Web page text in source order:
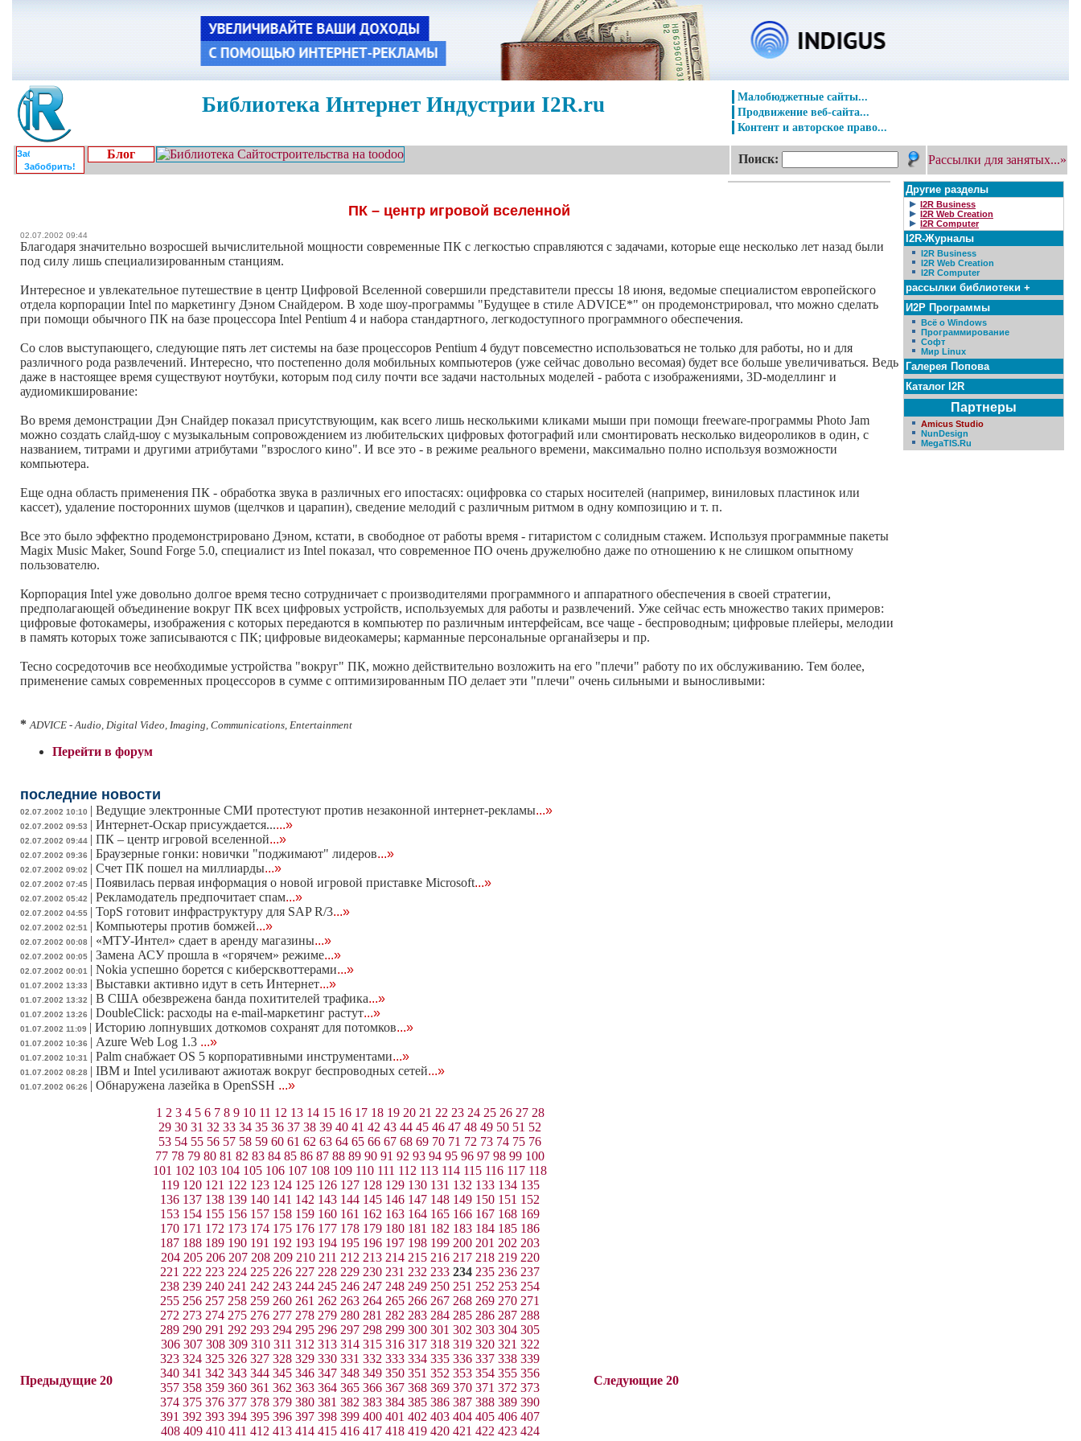
Библиотека Интернет Индустрии I2R.ru
Малобюджетные сайты...
Продвижение веб-сайта...
Контент и авторское право...
Забобрить!
Блог Поиск: Рассылки для занятых...»
ПК – центр игровой вселенной
02.07.2002 09:44
Благодаря значительно возросшей вычислительной мощности современные ПК с легкостью справляются с задачами, которые еще несколько лет назад были
под силу лишь специализированным станциям.
Интересное и увлекательное путешествие в центр Цифровой Вселенной совершили представители прессы 18 июня, ведомые специалистом европейского
отдела корпорации Intel по маркетингу Дэном Снайдером. В ходе шоу-программы "Будущее в стиле ADVICE*" он продемонстрировал, что можно сделать
при помощи обычного ПК на базе процессора Intel Pentium 4 и набора стандартного, легкодоступного программного обеспечения.
Со слов выступающего, следующие пять лет системы на базе процессоров Pentium 4 будут повсеместно использоваться не только для работы, но и для
различного рода развлечений. Интересно, что постепенно доля мобильных компьютеров (уже сейчас довольно весомая) будет все больше увеличиваться. Ведь
даже в настоящее время существуют ноутбуки, которым под силу почти все задачи настольных моделей - работа с изображениями, 3D-моделлинг и
аудиомикширование:
Во время демонстрации Дэн Снайдер показал присутствующим, как всего лишь несколькими кликами мыши при помощи freeware-программы Photo Jam
можно создать слайд-шоу с музыкальным сопровождением из любительских цифровых фотографий или смонтировать несколько видеороликов в один, с
названием, титрами и другими атрибутами "взрослого кино". И все это - в режиме реального времени, максимально полно используя возможности
компьютера.
Еще одна область применения ПК - обработка звука в различных его ипостасях: оцифровка со старых носителей (например, виниловых пластинок или
кассет), удаление посторонних шумов (щелчков и царапин), сведение мелодий с различным ритмом в одну композицию и т. п.
Все это было эффектно продемонстрировано Дэном, кстати, в свободное от работы время - гитаристом с солидным стажем. Используя программные пакеты
Magix Music Maker, Sound Forge 5.0, специалист из Intel показал, что современное ПО очень дружелюбно даже по отношению к не слишком опытному
пользователю.
Корпорация Intel уже довольно долгое время тесно сотрудничает с производителями программного и аппаратного обеспечения в своей стратегии,
предполагающей объединение вокруг ПК всех цифровых устройств, используемых для работы и развлечений. Уже сейчас есть множество таких примеров:
цифровые фотокамеры, изображения с которых передаются в компьютер по различным интерфейсам, все чаще - беспроводным; цифровые плейеры, мелодии
в память которых тоже записываются с ПК; цифровые видеокамеры; карманные персональные органайзеры и пр.
Тесно сосредоточив все необходимые устройства "вокруг" ПК, можно действительно возложить на его "плечи" работу по их обслуживанию. Тем более,
применение самых современных процессоров в сумме с оптимизированным ПО делает эти "плечи" очень сильными и выносливыми:
* ADVICE - Audio, Digital Video, Imaging, Communications, Entertainment
Перейти в форум
последние новости
02.07.2002 10:10 | Ведущие электронные СМИ протестуют против незаконной интернет-рекламы...»
02.07.2002 09:53 | Интернет-Оскар присуждается......»
02.07.2002 09:44 | ПК – центр игровой вселенной...»
02.07.2002 09:36 | Браузерные гонки: новички "поджимают" лидеров...»
02.07.2002 09:02 | Счет ПК пошел на миллиарды...»
02.07.2002 07:45 | Появилась первая информация о новой игровой приставке Microsoft...»
02.07.2002 05:42 | Рекламодатель предпочитает спам...»
02.07.2002 04:55 | TopS готовит инфраструктуру для SAP R/3...»
02.07.2002 02:51 | Компьютеры против бомжей...»
02.07.2002 00:08 | «МТУ-Интел» сдает в аренду магазины...»
02.07.2002 00:05 | Замена АСУ прошла в «горячем» режиме...»
02.07.2002 00:01 | Nokia успешно борется с киберсквоттерами...»
01.07.2002 13:33 | Выставки активно идут в сеть Интернет...»
01.07.2002 13:32 | В США обезврежена банда похитителей трафика...»
01.07.2002 13:26 | DoubleClick: расходы на е-mail-маркетинг растут...»
01.07.2002 11:09 | Историю лопнувших доткомов сохранят для потомков...»
01.07.2002 10:36 | Azure Web Log 1.3 ...»
01.07.2002 10:31 | Palm снабжает OS 5 корпоративными инструментами...»
01.07.2002 08:28 | IBM и Intel усиливают ажиотаж вокруг беспроводных сетей...»
01.07.2002 06:26 | Обнаружена лазейка в OpenSSH ...»
Предыдущие 20
1 2 3 4 5 6 7 8 9 10 11 12 13 14 15 16 17 18 19 20 21 22 23 24 25 26 27 28
29 30 31 32 33 34 35 36 37 38 39 40 41 42 43 44 45 46 47 48 49 50 51 52
53 54 55 56 57 58 59 60 61 62 63 64 65 66 67 68 69 70 71 72 73 74 75 76
77 78 79 80 81 82 83 84 85 86 87 88 89 90 91 92 93 94 95 96 97 98 99 100
101 102 103 104 105 106 107 108 109 110 111 112 113 114 115 116 117 118
119 120 121 122 123 124 125 126 127 128 129 130 131 132 133 134 135
136 137 138 139 140 141 142 143 144 145 146 147 148 149 150 151 152
153 154 155 156 157 158 159 160 161 162 163 164 165 166 167 168 169
170 171 172 173 174 175 176 177 178 179 180 181 182 183 184 185 186
187 188 189 190 191 192 193 194 195 196 197 198 199 200 201 202 203
204 205 206 207 208 209 210 211 212 213 214 215 216 217 218 219 220
221 222 223 224 225 226 227 228 229 230 231 232 233 234 235 236 237
238 239 240 241 242 243 244 245 246 247 248 249 250 251 252 253 254
255 256 257 258 259 260 261 262 263 264 265 266 267 268 269 270 271
272 273 274 275 276 277 278 279 280 281 282 283 284 285 286 287 288
289 290 291 292 293 294 295 296 297 298 299 300 301 302 303 304 305
306 307 308 309 310 311 312 313 314 315 316 317 318 319 320 321 322
323 324 325 326 327 328 329 330 331 332 333 334 335 336 337 338 339
340 341 342 343 344 345 346 347 348 349 350 351 352 353 354 355 356
357 358 359 360 361 362 363 364 365 366 367 368 369 370 371 372 373
374 375 376 377 378 379 380 381 382 383 384 385 386 387 388 389 390
391 392 393 394 395 396 397 398 399 400 401 402 403 404 405 406 407
408 409 410 411 412 413 414 415 416 417 418 419 420 421 422 423 424
Следующие 20
Другие разделы
I2R Business
I2R Web Creation
I2R Computer
I2R-Журналы
I2R Business
I2R Web Creation
I2R Computer
рассылки библиотеки +
И2Р Программы
Всё о Windows
Программирование
Софт
Мир Linux
Галерея Попова
Каталог I2R
Партнеры
Amicus Studio
NunDesign
MegaTIS.Ru